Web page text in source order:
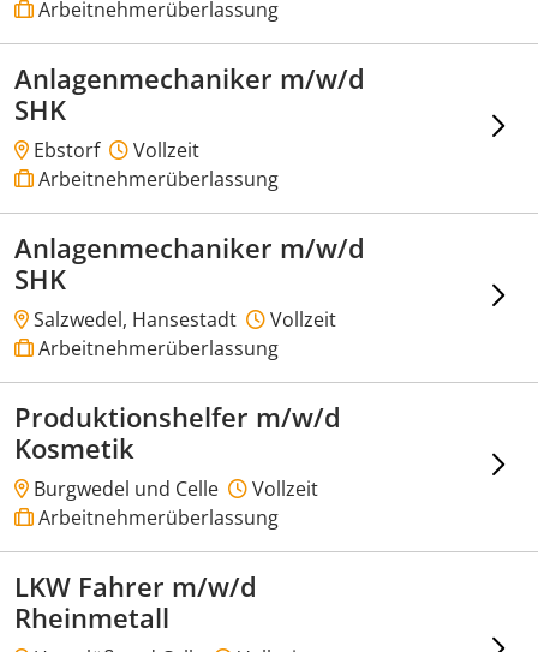
Arbeitnehmerüberlassung
Anlagenmechaniker m/w/d
SHK
Ebstorf
Vollzeit
Arbeitnehmerüberlassung
Anlagenmechaniker m/w/d
SHK
Salzwedel, Hansestadt
Vollzeit
Arbeitnehmerüberlassung
Produktionshelfer m/w/d
Kosmetik
Burgwedel und Celle
Vollzeit
Arbeitnehmerüberlassung
LKW Fahrer m/w/d
Rheinmetall